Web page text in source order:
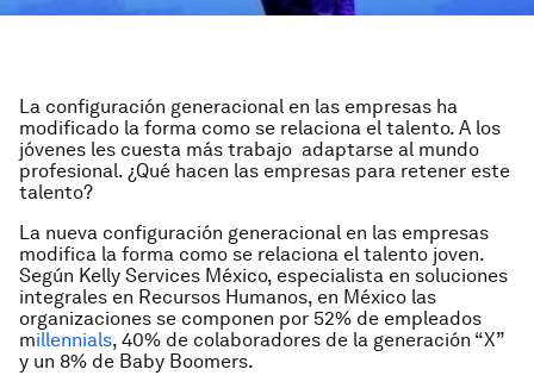
La configuración generacional en las empresas ha
modificado la forma como se relaciona el talento. A los
jóvenes les cuesta más trabajo adaptarse al mundo
profesional. ¿Qué hacen las empresas para retener este
talento?
La nueva configuración generacional en las empresas
modifica la forma como se relaciona el talento joven.
Según Kelly Services México, especialista en soluciones
integrales en Recursos Humanos, en México las
organizaciones se componen por 52% de empleados
millennials, 40% de colaboradores de la generación “X”
y un 8% de Baby Boomers.